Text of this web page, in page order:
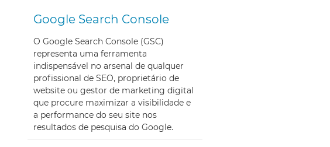
Google Search Console
O Google Search Console (GSC)
representa uma ferramenta
indispensável no arsenal de qualquer
profissional de SEO, proprietário de
website ou gestor de marketing digital
que procure maximizar a visibilidade e
a performance do seu site nos
resultados de pesquisa do Google.